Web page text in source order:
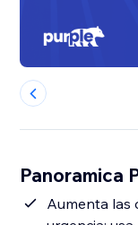
Panoramica
Aumenta las